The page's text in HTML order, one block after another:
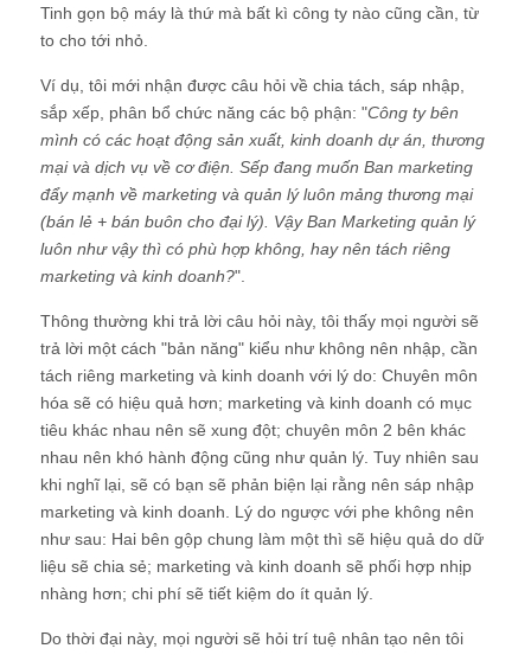
Tinh gọn bộ máy là thứ mà bất kì công ty nào cũng cần, từ
to cho tới nhỏ.
Ví dụ, tôi mới nhận được câu hỏi về chia tách, sáp nhập,
sắp xếp, phân bổ chức năng các bộ phận: "Công ty bên
mình có các hoạt động sản xuất, kinh doanh dự án, thương
mại và dịch vụ về cơ điện. Sếp đang muốn Ban marketing
đẩy mạnh về marketing và quản lý luôn mảng thương mại
(bán lẻ + bán buôn cho đại lý). Vậy Ban Marketing quản lý
luôn như vậy thì có phù hợp không, hay nên tách riêng
marketing và kinh doanh?".
Thông thường khi trả lời câu hỏi này, tôi thấy mọi người sẽ
trả lời một cách "bản năng" kiểu như không nên nhập, cần
tách riêng marketing và kinh doanh với lý do: Chuyên môn
hóa sẽ có hiệu quả hơn; marketing và kinh doanh có mục
tiêu khác nhau nên sẽ xung đột; chuyên môn 2 bên khác
nhau nên khó hành động cũng như quản lý. Tuy nhiên sau
khi nghĩ lại, sẽ có bạn sẽ phản biện lại rằng nên sáp nhập
marketing và kinh doanh. Lý do ngược với phe không nên
như sau: Hai bên gộp chung làm một thì sẽ hiệu quả do dữ
liệu sẽ chia sẻ; marketing và kinh doanh sẽ phối hợp nhịp
nhàng hơn; chi phí sẽ tiết kiệm do ít quản lý.
Do thời đại này, mọi người sẽ hỏi trí tuệ nhân tạo nên tôi